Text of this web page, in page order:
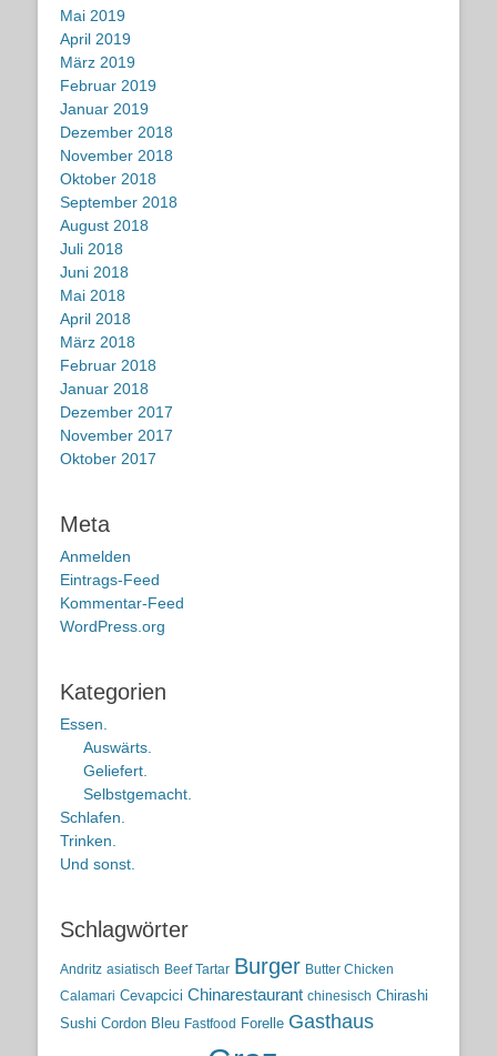
Mai 2019
April 2019
März 2019
Februar 2019
Januar 2019
Dezember 2018
November 2018
Oktober 2018
September 2018
August 2018
Juli 2018
Juni 2018
Mai 2018
April 2018
März 2018
Februar 2018
Januar 2018
Dezember 2017
November 2017
Oktober 2017
Meta
Anmelden
Eintrags-Feed
Kommentar-Feed
WordPress.org
Kategorien
Essen.
Auswärts.
Geliefert.
Selbstgemacht.
Schlafen.
Trinken.
Und sonst.
Schlagwörter
Andritz asiatisch Beef Tartar Burger Butter Chicken
Calamari Cevapcici Chinarestaurant chinesisch Chirashi
Sushi Cordon Bleu Fastfood Forelle Gasthaus